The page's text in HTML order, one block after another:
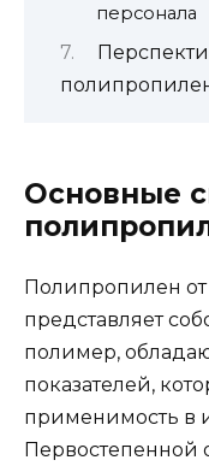
персонала
Основные
Полипропилен от
представляет
полимер,
показателей,
применимость в
Первостепенной